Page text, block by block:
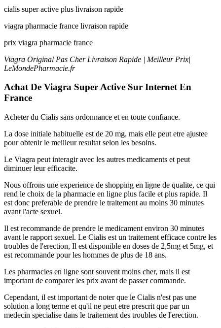
cialis super active plus livraison rapide
viagra pharmacie france livraison rapide
prix viagra pharmacie france
Viagra Original Pas Cher Livraison Rapide | Meilleur Prix|
LeMondePharmacie.fr
Achat De Viagra Super Active Sur Internet En
France
Acheter du Cialis sans ordonnance et en toute confiance.
La dose initiale habituelle est de 20 mg, mais elle peut etre ajustee
pour obtenir le meilleur resultat selon les besoins.
Le Viagra peut interagir avec les autres medicaments et peut
diminuer leur efficacite.
Nous offrons une experience de shopping en ligne de qualite, ce qui
rend le choix de la pharmacie en ligne plus facile et plus rapide. Il
est donc preferable de prendre le traitement au moins 30 minutes
avant l'acte sexuel.
Il est recommande de prendre le medicament environ 30 minutes
avant le rapport sexuel. Le Cialis est un traitement efficace contre les
troubles de l'erection, Il est disponible en doses de 2,5mg et 5mg, et
est recommande pour les hommes de plus de 18 ans.
Les pharmacies en ligne sont souvent moins cher, mais il est
important de comparer les prix avant de passer commande.
Cependant, il est important de noter que le Cialis n'est pas une
solution a long terme et qu'il ne peut etre prescrit que par un
medecin specialise dans le traitement des troubles de l'erection.